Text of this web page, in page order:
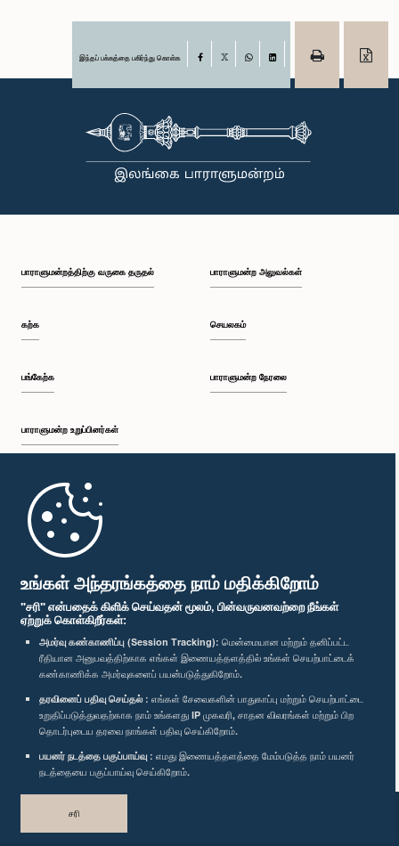
உங்கள் அந்தரங்கத்தை நாம் மதிக்கிறோம்
"சரி" என்பதைக் கிளிக் செய்வதன் மூலம், பின்வருவனவற்றை நீங்கள்
ஏற்றுக் கொள்கிறீர்கள்:
அமர்வு கண்காணிப்பு (Session Tracking): மென்மையான மற்றும் தனிப்பட்ட
ரீதியான அனுபவத்திற்காக எங்கள் இணையத்தளத்தில் உங்கள் செயற்பாட்டைக்
கண்காணிக்க அமர்வுகளைப் பயன்படுத்துகிறோம்.
தரவினைப் பதிவு செய்தல் : எங்கள் சேவைகளின் பாதுகாப்பு மற்றும் செயற்பாட்டை
உறுதிப்படுத்துவதற்காக நாம் உங்களது IP முகவரி, சாதன விவரங்கள் மற்றும் பிற
தொடர்புடைய தரவை நாங்கள் பதிவு செய்கிறோம்.
பயனர் நடத்தை பகுப்பாய்வு : எமது இணையத்தளத்தை மேம்படுத்த நாம் பயனர்
நடத்தையை பகுப்பாய்வு செய்கிறோம்.
சரி
இந்தப் பக்கத்தை பகிர்ந்து கொள்க Facebook
பாராளுமன்றத்திற்கு வருகை தருதல்
கற்க
பங்கேற்க
பாராளுமன்ற உறுப்பினர்கள்
முதற்பக்கம்
பாராளுமன்ற அலுவல்கள்
செயலகம்
பாராளுமன்ற நேரலை
பாராளுமன்ற கையடக்க செயலி
எம்மை பின்தொடர்க :
விருதுகள்
தனியுரிமைக் கொள்கை